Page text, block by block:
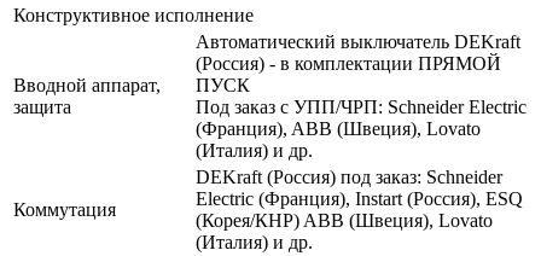
Конструктивное исполнение
Вводной аппарат,
защита
Автоматический выключатель DEKraft
(Россия) - в комплектации ПРЯМОЙ
ПУСК
Под заказ с УПП/ЧРП: Schneider Electric
(Франция), ABB (Швеция), Lovato
(Италия) и др.
Коммутация
DEKraft (Россия) под заказ: Schneider
Electric (Франция), Instart (Россия), ESQ
(Корея/КНР) ABB (Швеция), Lovato
(Италия) и др.